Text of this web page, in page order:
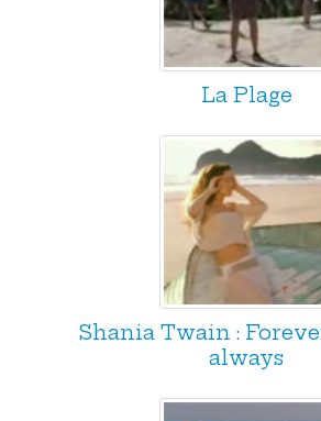
La Plage
Shania Twain :
always